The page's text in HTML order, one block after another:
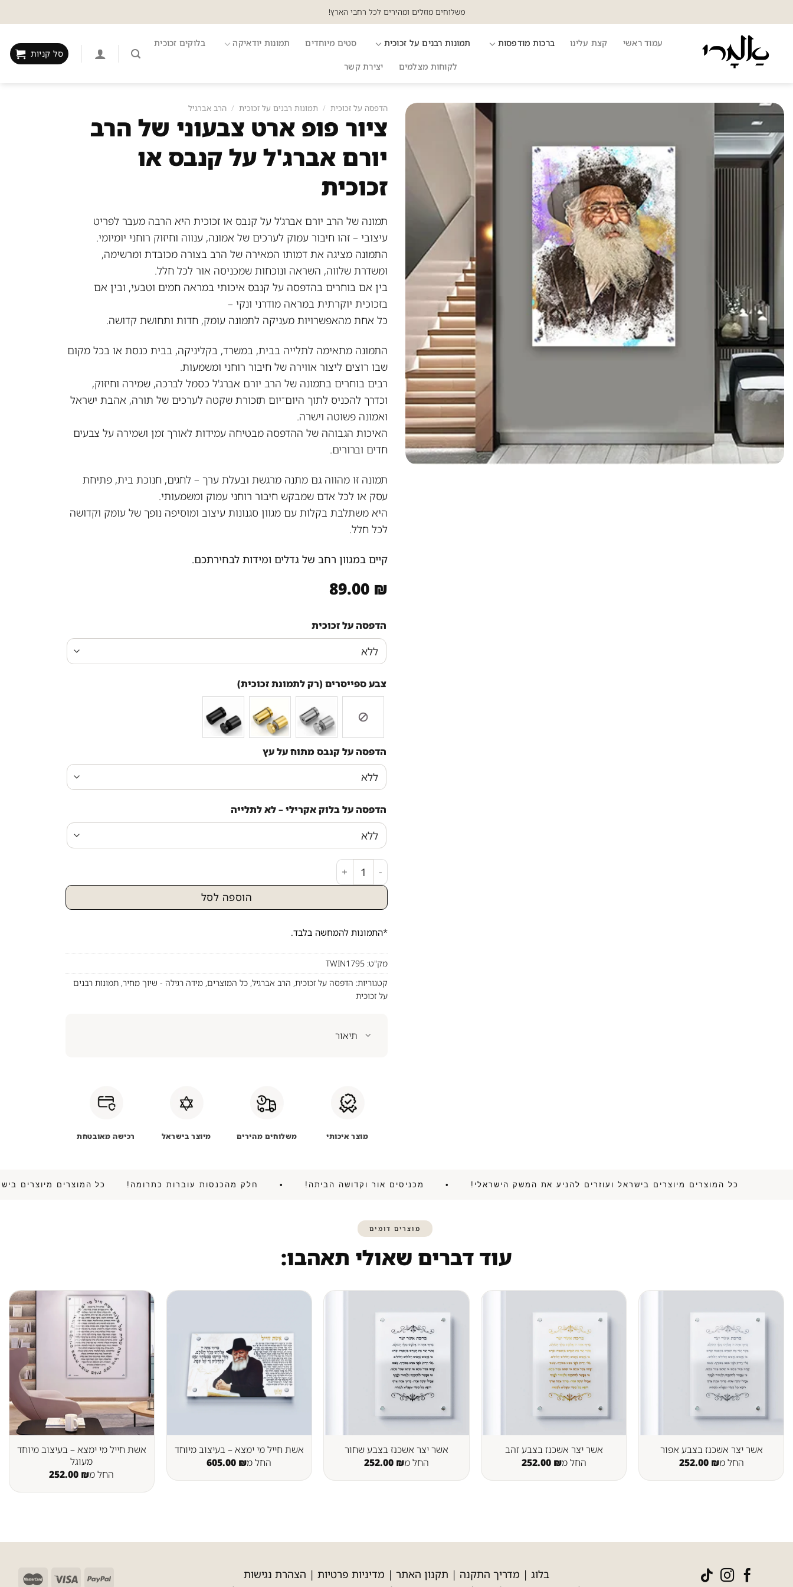
to
משלוחים מוזלים ומהירים לכל רחבי הארץ!
עמוד ראשי קצת עלינו ברכות מודפסות תמונות רבנים על זכוכית סטים מיוחדים תמונות יודאיקה בלוקים זכוכית
לקוחות מצלמים יצירת קשר
סל קניות
הדפסה על זכוכית / תמונות רבנים על זכוכית / הרב אברגיל
ציור פופ ארט צבעוני של הרב
יורם אברג'ל על קנבס או
זכוכית
תמונה של הרב יורם אברג'ל על קנבס או זכוכית היא הרבה מעבר לפריט
עיצובי – זהו חיבור עמוק לערכים של אמונה, ענווה וחיזוק רוחני יומיומי.
התמונה מציגה את דמותו המאירה של הרב בצורה מכובדת ומרשימה,
ומשדרת שלווה, השראה ונוכחות שמכניסה אור לכל חלל.
בין אם בוחרים בהדפסה על קנבס איכותי במראה חמים וטבעי, ובין אם
בזכוכית יוקרתית במראה מודרני ונקי –
כל אחת מהאפשרויות מעניקה לתמונה עומק, חדות ותחושת קדושה.
התמונה מתאימה לתלייה בבית, במשרד, בקליניקה, בבית כנסת או בכל מקום
שבו רוצים ליצור אווירה של חיבור רוחני ומשמעות.
רבים בוחרים בתמונה של הרב יורם אברג'ל כסמל לברכה, שמירה וחיזוק,
וכדרך להכניס לתוך היום־יום תזכורת שקטה לערכים של תורה, אהבת ישראל
ואמונה פשוטה וישרה.
האיכות הגבוהה של ההדפסה מבטיחה עמידות לאורך זמן ושמירה על צבעים
חדים וברורים.
תמונה זו מהווה גם מתנה מרגשת ובעלת ערך – לחגים, חנוכת בית, פתיחת
עסק או לכל אדם שמבקש חיבור רוחני עמוק ומשמעותי.
היא משתלבת בקלות עם מגוון סגנונות עיצוב ומוסיפה נופך של עומק וקדושה
לכל חלל.
קיים במגוון רחב של גדלים ומידות לבחירתכם.
89.00 ₪
הדפסה על זכוכית
צבע ספייסרים (רק לתמונת זכוכית)
הדפסה על קנבס מתוח על עץ
הדפסה על בלוק אקרילי – לא לתלייה
הוספה לסל
*התמונות להמחשה בלבד.
מק"ט: TWIN1795
קטגוריות: הדפסה על זכוכית, הרב אברגיל, כל המוצרים, מידה רגילה - שיוך מחיר, תמונות רבנים
על זכוכית
תיאור
מוצר איכותי משלוחים מהירים מיוצר בישראל רכישה מאובטחת
כל המוצרים מיוצרים בישראל ועוזרים להניע את המשק הישראלי! • מכניסים אור וקדושה הביתה! • חלק מהכנסות עוברות כתרומה!כל המוצרים
מוצרים דומים
עוד דברים שאולי תאהבו:
אשר יצר אשכנז בצבע אפור
החל מ
252.00 ₪
אשר יצר אשכנז בצבע זהב
החל מ
252.00 ₪
אשר יצר אשכנז בצבע שחור
החל מ
252.00 ₪
אשת חייל מי ימצא – בעיצוב מיוחד
החל מ
605.00 ₪
אשת חייל מי ימצא – בעיצוב מיוחד
מעוגל
החל מ
252.00 ₪
בלוג | מדריך התקנה | תקנון האתר | מדיניות פרטיות | הצהרת נגישות